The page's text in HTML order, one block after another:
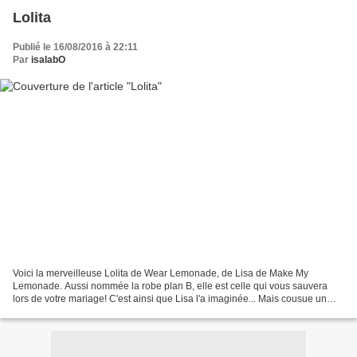
Lolita
Publié le 16/08/2016 à 22:11
Par isalabO
Voici la merveilleuse Lolita de Wear Lemonade, de Lisa de Make My
Lemonade. Aussi nommée la robe plan B, elle est celle qui vous sauvera
lors de votre mariage! C'est ainsi que Lisa l'a imaginée... Mais cousue un